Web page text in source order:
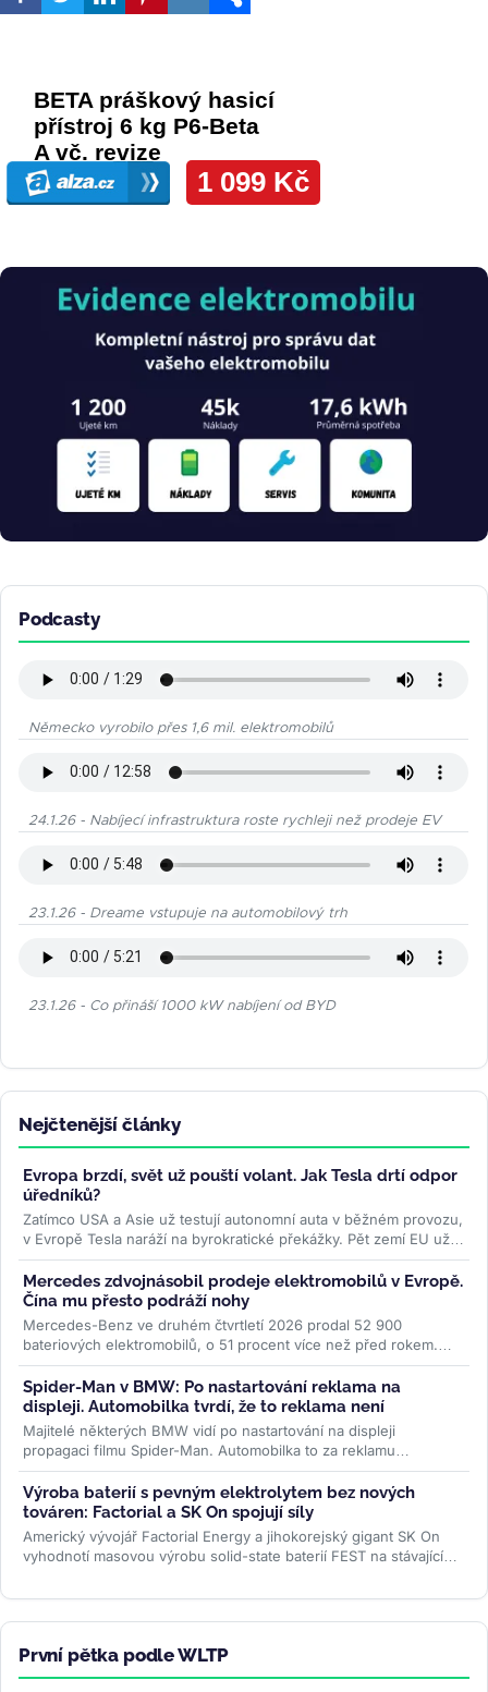
Obrázek
Podcasty
Německo vyrobilo přes 1,6 mil. elektromobilů
24.1.26 - Nabíjecí infrastruktura roste rychleji než prodeje EV
23.1.26 - Dreame vstupuje na automobilový trh
23.1.26 - Co přináší 1000 kW nabíjení od BYD
Nejčtenější články
Evropa brzdí, svět už pouští volant. Jak Tesla drtí odpor
úředníků?
Zatímco USA a Asie už testují autonomní auta v běžném provozu,
v Evropě Tesla naráží na byrokratické překážky. Pět zemí EU už
ale...>>
Mercedes zdvojnásobil prodeje elektromobilů v Evropě.
Čína mu přesto podráží nohy
Mercedes-Benz ve druhém čtvrtletí 2026 prodal 52 900
bateriových elektromobilů, o 51 procent více než před rokem.
Evropa rostla o 87 procent...>>
Spider-Man v BMW: Po nastartování reklama na
displeji. Automobilka tvrdí, že to reklama není
Majitelé některých BMW vidí po nastartování na displeji
propagaci filmu Spider-Man. Automobilka to za reklamu
nepovažuje, řidiči ale mluví...>>
Výroba baterií s pevným elektrolytem bez nových
továren: Factorial a SK On spojují síly
Americký vývojář Factorial Energy a jihokorejský gigant SK On
vyhodnotí masovou výrobu solid-state baterií FEST na stávajících
První pětka podle WLTP